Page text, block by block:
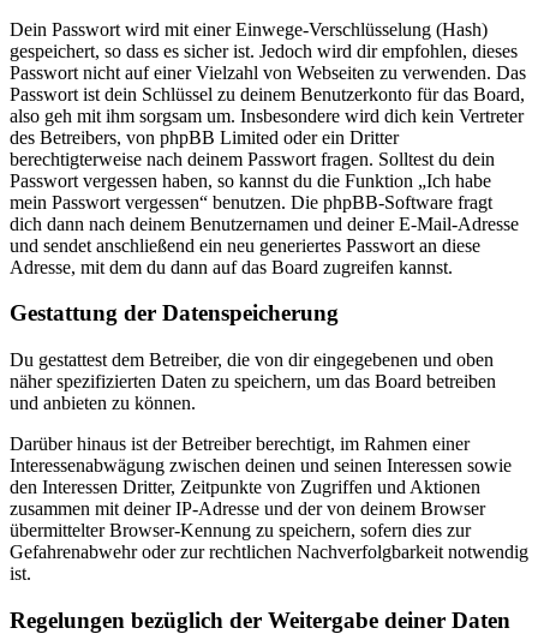
Dein Passwort wird mit einer Einwege-Verschlüsselung (Hash)
gespeichert, so dass es sicher ist. Jedoch wird dir empfohlen, dieses
Passwort nicht auf einer Vielzahl von Webseiten zu verwenden. Das
Passwort ist dein Schlüssel zu deinem Benutzerkonto für das Board,
also geh mit ihm sorgsam um. Insbesondere wird dich kein Vertreter
des Betreibers, von phpBB Limited oder ein Dritter
berechtigterweise nach deinem Passwort fragen. Solltest du dein
Passwort vergessen haben, so kannst du die Funktion „Ich habe
mein Passwort vergessen“ benutzen. Die phpBB-Software fragt
dich dann nach deinem Benutzernamen und deiner E-Mail-Adresse
und sendet anschließend ein neu generiertes Passwort an diese
Adresse, mit dem du dann auf das Board zugreifen kannst.
Gestattung der Datenspeicherung
Du gestattest dem Betreiber, die von dir eingegebenen und oben
näher spezifizierten Daten zu speichern, um das Board betreiben
und anbieten zu können.
Darüber hinaus ist der Betreiber berechtigt, im Rahmen einer
Interessenabwägung zwischen deinen und seinen Interessen sowie
den Interessen Dritter, Zeitpunkte von Zugriffen und Aktionen
zusammen mit deiner IP-Adresse und der von deinem Browser
übermittelter Browser-Kennung zu speichern, sofern dies zur
Gefahrenabwehr oder zur rechtlichen Nachverfolgbarkeit notwendig
ist.
Regelungen bezüglich der Weitergabe deiner Daten